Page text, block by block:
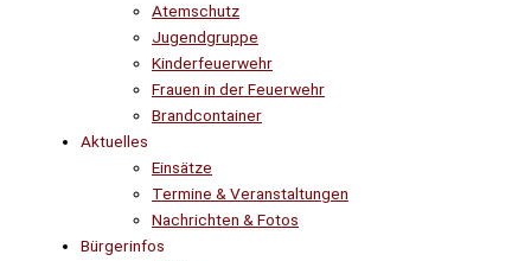
Atemschutz
Jugendgruppe
Kinderfeuerwehr
Frauen in der Feuerwehr
Brandcontainer
Aktuelles
Einsätze
Termine & Veranstaltungen
Nachrichten & Fotos
Bürgerinfos